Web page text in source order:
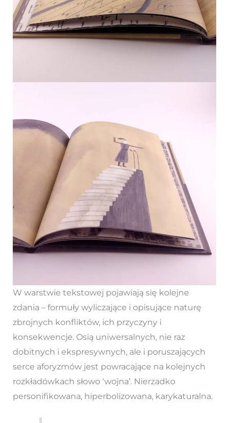
W warstwie tekstowej pojawiają się kolejne
zdania – formuły wyliczające i opisujące naturę
zbrojnych konfliktów, ich przyczyny i
konsekwencje. Osią uniwersalnych, nie raz
dobitnych i ekspresywnych, ale i poruszających
serce aforyzmów jest powracające na kolejnych
rozkładówkach słowo ‘wojna’. Nierzadko
personifikowana, hiperbolizowana, karykaturalna.